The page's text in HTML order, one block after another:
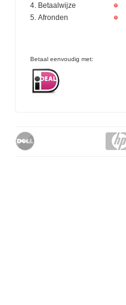
Betaalwijze
Afronden
Betaal eenvoudig met: